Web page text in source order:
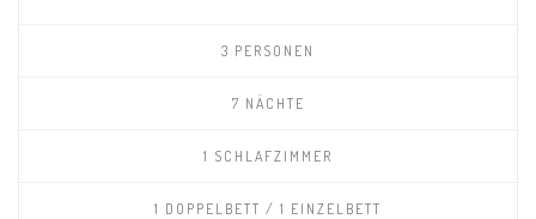
3 PERSONEN
7 NÄCHTE
1 SCHLAFZIMMER
1 DOPPELBETT / 1 EINZELBETT